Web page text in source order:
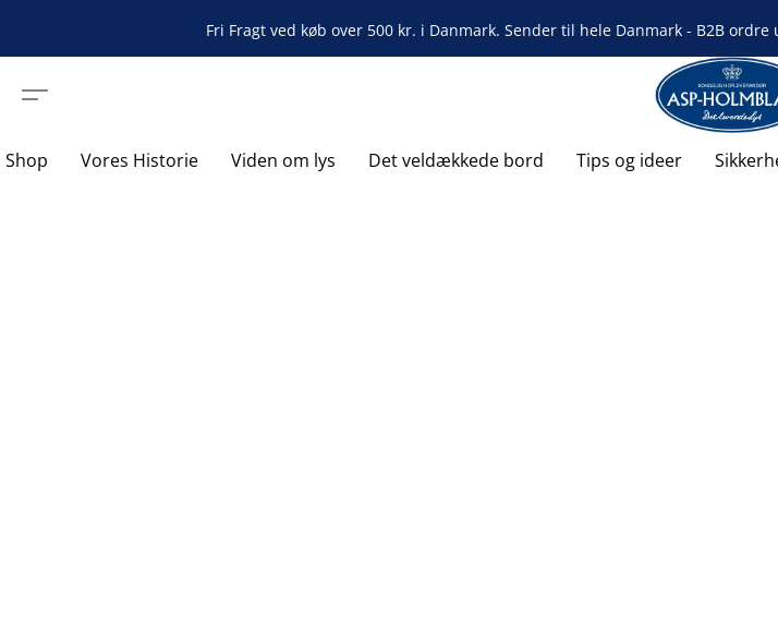
Fri Fragt ved køb over 500 kr. i Danmark. Sender til hele Danmark - B2B
Shop Vores Historie Viden om lys Det veldækkede bord Tips og ideer